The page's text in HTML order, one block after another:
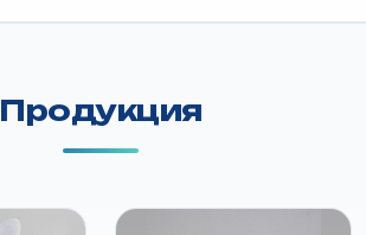
Продукция